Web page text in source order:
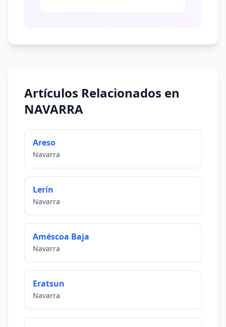
Artículos Relacionados en
NAVARRA
Areso
Navarra
Lerín
Navarra
Améscoa Baja
Navarra
Eratsun
Navarra